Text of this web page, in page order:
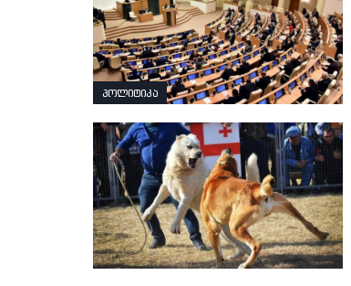
პოლიტიკა